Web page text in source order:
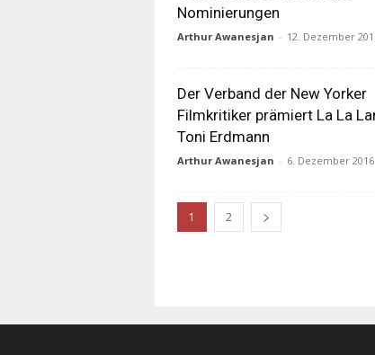
Nominierungen
Arthur Awanesjan - 12. Dezember
Der Verband der New Yorker
Filmkritiker prämiert La La
Toni Erdmann
Arthur Awanesjan - 6. Dezember 2016
1 2